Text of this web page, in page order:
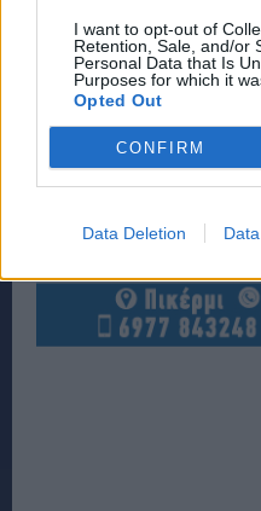
I want to opt-out of
Retention, Sale, and/or
Personal Data that Is
Purposes for which it
Opted Out
CONFIRM
Data Deletion